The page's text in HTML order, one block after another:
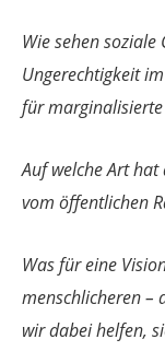
Wie sehen
Ungerechtigkeit
für marginalisierte
Auf welche Art
vom öffentlichen
Was für eine
menschlicheren –
wir dabei helfen,